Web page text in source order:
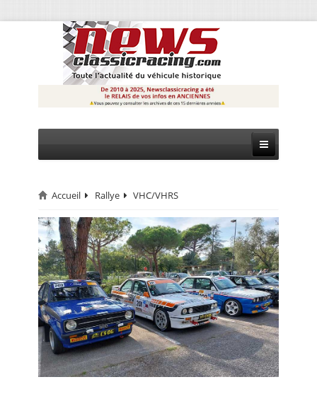
CIRCUIT
RALLYE
MONTAGNE
EVÈNEMENTS
CALENDRIER
FOCUS
Accueil Rallye VHC/VHRS